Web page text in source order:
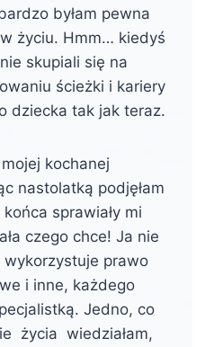
byłam pewna
życiu. Hmm… kiedyś
skupiali się na
ścieżki i kariery
dziecka tak jak teraz.
kochanej
nastolatką podjęłam
sprawiały mi
czego chce! Ja nie
prawo
i inne, każdego
Jedno, co
życia wiedziałam,